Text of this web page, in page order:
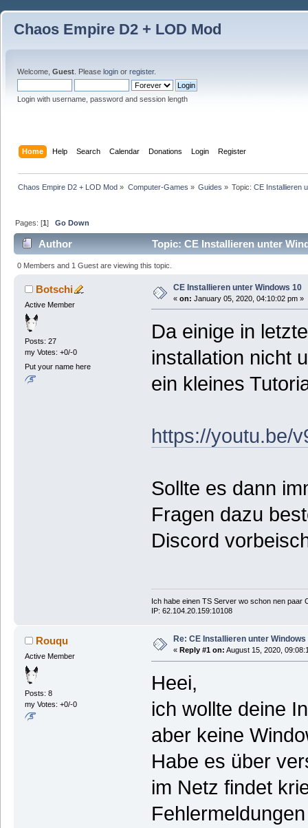
Chaos Empire D2 + LOD Mod
Welcome, Guest . Please login or register.
Login with username, password and session length
Home Help Search Calendar Donations Login Register
Chaos Empire D2 + LOD Mod » Computer-Games » Guides » Topic:CE Installieren
Pages: [1]Go Down
Author Topic: CE Installieren unter
0 Members and 1 Guest are viewing this topic.
Botschi
Active Member
Posts: 27
my Votes: +0/-0
Put your name here
CE Installieren unter Windows 10
« on: January 05, 2020, 04:10:02 pm »
Da einige in
installation nicht
ein kleines
https://youtu.be/
Sollte es dann
Fragen dazu
Discord
Ich habe einen TS Server wo schon nen paar
IP: 62.104.20.159:10108
Rouqu
Active Member
Posts: 8
my Votes: +0/-0
Re: CE Installieren unter Windows
« Reply #1 on: August 15, 2020,
Heei,
ich wollte deine
aber keine
Habe es über
im Netz findet